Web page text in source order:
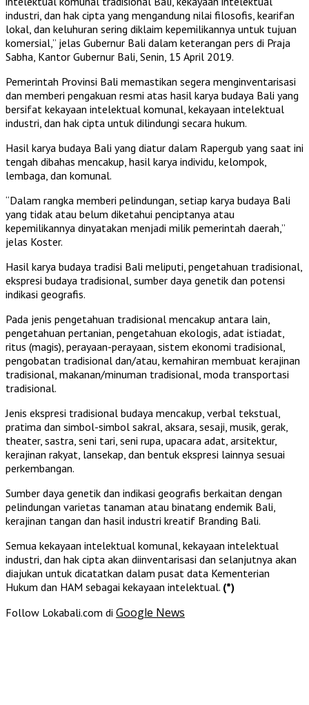
industri, dan hak cipta yang mengandung nilai filosofis, kearifan
lokal, dan keluhuran sering diklaim kepemilikannya untuk tujuan
komersial,” jelas Gubernur Bali dalam keterangan pers di Praja
Sabha, Kantor Gubernur Bali, Senin, 15 April 2019.
Pemerintah Provinsi Bali memastikan segera menginventarisasi
dan memberi pengakuan resmi atas hasil karya budaya Bali yang
bersifat kekayaan intelektual komunal, kekayaan intelektual
industri, dan hak cipta untuk dilindungi secara hukum.
Hasil karya budaya Bali yang diatur dalam Rapergub yang saat ini
tengah dibahas mencakup, hasil karya individu, kelompok,
lembaga, dan komunal.
“Dalam rangka memberi pelindungan, setiap karya budaya Bali
yang tidak atau belum diketahui penciptanya atau
kepemilikannya dinyatakan menjadi milik pemerintah daerah,”
jelas Koster.
Hasil karya budaya tradisi Bali meliputi, pengetahuan tradisional,
ekspresi budaya tradisional, sumber daya genetik dan potensi
indikasi geografis.
Pada jenis pengetahuan tradisional mencakup antara lain,
pengetahuan pertanian, pengetahuan ekologis, adat istiadat,
ritus (magis), perayaan-perayaan, sistem ekonomi tradisional,
pengobatan tradisional dan/atau, kemahiran membuat kerajinan
tradisional, makanan/minuman tradisional, moda transportasi
tradisional.
Jenis ekspresi tradisional budaya mencakup, verbal tekstual,
pratima dan simbol-simbol sakral, aksara, sesaji, musik, gerak,
theater, sastra, seni tari, seni rupa, upacara adat, arsitektur,
kerajinan rakyat, lansekap, dan bentuk ekspresi lainnya sesuai
perkembangan.
Sumber daya genetik dan indikasi geografis berkaitan dengan
pelindungan varietas tanaman atau binatang endemik Bali,
kerajinan tangan dan hasil industri kreatif Branding Bali.
Semua kekayaan intelektual komunal, kekayaan intelektual
industri, dan hak cipta akan diinventarisasi dan selanjutnya akan
diajukan untuk dicatatkan dalam pusat data Kementerian
Hukum dan HAM sebagai kekayaan intelektual. (*)
Follow Lokabali.com di Google News